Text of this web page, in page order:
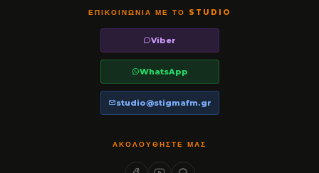
ΕΠΙΚΟΙΝΩΝΊΑ ΜΕ ΤΟ STUDIO
Viber
WhatsApp
studio@stigmafm.gr
ΑΚΟΛΟΥΘΉΣΤΕ ΜΑΣ